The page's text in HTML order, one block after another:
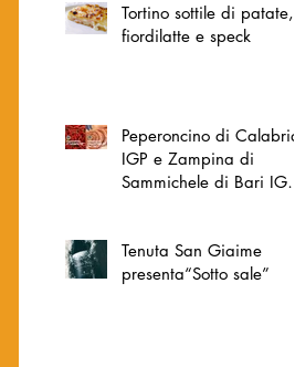
Tortino sottile di patate,
fiordilatte e speck
Peperoncino di Calabria
IGP e Zampina di
Sammichele di Bari IGP
Tenuta San Giaime
presenta“Sotto sale”